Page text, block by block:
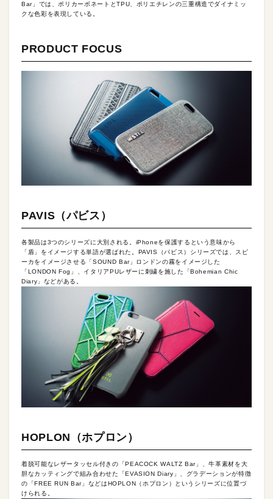
Bar」では、ポリカーボネートとTPU、ポリエチレンの三重構造でダイナミッ
クな色彩を表現している。
PRODUCT FOCUS
PAVIS（パビス）
各製品は3つのシリーズに大別される。iPhoneを保護するという意味から
「盾」をイメージする単語が選ばれた。PAVIS（パビス）シリーズでは、スピ
ーカをイメージさせる「SOUND Bar」ロンドンの霧をイメージした
「LONDON Fog」、イタリアPUレザーに刺繍を施した「Bohemian Chic
Diary」などがある。
HOPLON（ホプロン）
着脱可能なレザータッセル付きの「PEACOCK WALTZ Bar」、牛革素材を大
胆なカッティングで組み合わせた「EVASION Diary」、グラデーションが特徴
の「FREE RUN Bar」などはHOPLON（ホプロン）というシリーズに位置づ
けられる。